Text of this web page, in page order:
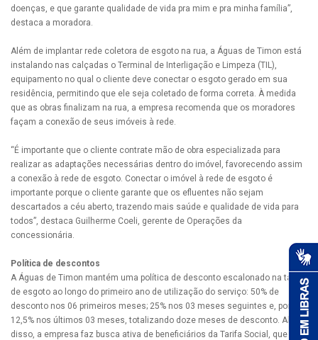
doenças, e que garante qualidade de vida pra mim e pra minha família”,
destaca a moradora.
Além de implantar rede coletora de esgoto na rua, a Águas de Timon está
instalando nas calçadas o Terminal de Interligação e Limpeza (TIL),
equipamento no qual o cliente deve conectar o esgoto gerado em sua
residência, permitindo que ele seja coletado de forma correta. À medida
que as obras finalizam na rua, a empresa recomenda que os moradores
façam a conexão de seus imóveis à rede.
“É importante que o cliente contrate mão de obra especializada para
realizar as adaptações necessárias dentro do imóvel, favorecendo assim
a conexão à rede de esgoto. Conectar o imóvel à rede de esgoto é
importante porque o cliente garante que os efluentes não sejam
descartados a céu aberto, trazendo mais saúde e qualidade de vida para
todos”, destaca Guilherme Coeli, gerente de Operações da
concessionária.
Política de descontos
A Águas de Timon mantém uma política de desconto escalonado na tarifa
de esgoto ao longo do primeiro ano de utilização do serviço: 50% de
desconto nos 06 primeiros meses; 25% nos 03 meses seguintes e, por fim,
12,5% nos últimos 03 meses, totalizando doze meses de desconto. Além
disso, a empresa faz busca ativa de beneficiários da Tarifa Social, que